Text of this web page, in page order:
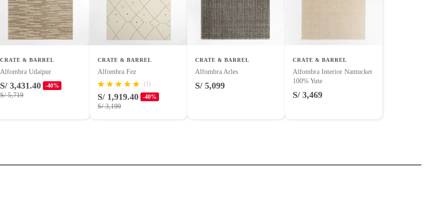
para asfalto.
línea blanca, colchones, muebles, bicicletas y máquinas.
alimenticios, vitaminas.
CRATE & BARREL
Alfombra Udaipur
S/ 3,431.40 -40%
S/ 5,719
CRATE & BARREL
Alfombra Fez
(1)
S/ 1,919.40 -40%
S/ 3,199
CRATE & BARREL
Alfombra Arles
S/ 5,099
CRATE & BARREL
Alfombra Interior Nantucket
100% Yute
S/ 3,469